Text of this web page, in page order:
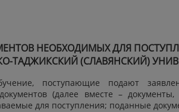
НЕОБХОДИМЫХ ДЛЯ
ТАДЖИКСКИЙ (СЛАВЯНСКИЙ)
поступающие подают
(далее вместе –
для поступления; поданные